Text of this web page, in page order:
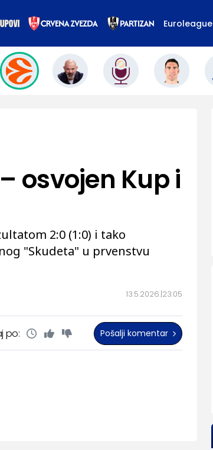
Euroleague
13.5.2026. 23:05
osvojen Kup i
2:0 (1:0) i tako
"Skudeta" u prvenstvu
po: Pošalji komentar